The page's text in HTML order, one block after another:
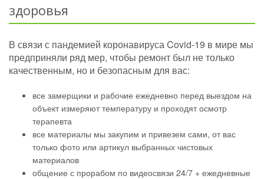
здоровья
В связи с пандемией коронавируса Covid-19 в мире мы
предприняли ряд мер, чтобы ремонт был не только
качественным, но и безопасным для вас:
все замерщики и рабочие ежедневно перед выездом на
объект измеряют температуру и проходят осмотр
терапевта
все материалы мы закупим и привезем сами, от вас
только фото или артикул выбранных чистовых
материалов
общение с прорабом по видеосвязи 24/7 + ежедневные